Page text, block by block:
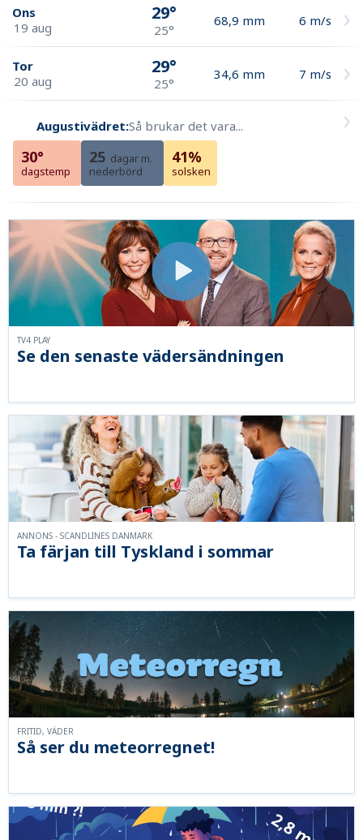
Ons
19 aug
29°
25°
68,9 mm 6 m/s
Tor
20 aug
29°
25°
34,6 mm 7 m/s
Augustivädret:Så brukar det vara...
30°
dagstemp
25 dagar m.
nederbörd
41%
solsken
Se den senaste vädersändningen
TV4 PLAY
Ta färjan till Tyskland i sommar
ANNONS - SCANDLINES DANMARK
Så ser du meteorregnet!
FRITID, VÄDER